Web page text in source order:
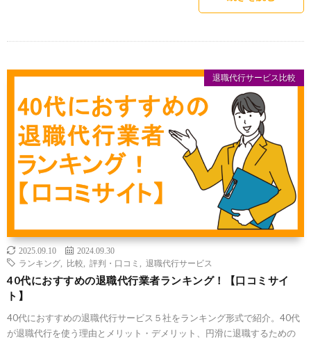
退職代行サービス比較
2025.09.10
2024.09.30
ランキング
比較 評判・口コミ 退職代行サービス
40代におすすめの退職代行業者ランキング！【口コミサイ
ト】
40代におすすめの退職代行サービス５社をランキング形式で紹介。40代
が退職代行を使う理由とメリット・デメリット、円滑に退職するための